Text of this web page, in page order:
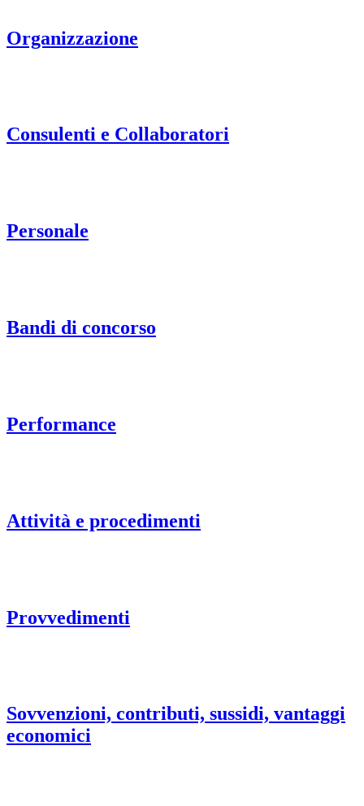
Organizzazione
Consulenti e Collaboratori
Personale
Bandi di concorso
Performance
Attività e procedimenti
Provvedimenti
Sovvenzioni, contributi, sussidi, vantaggi
economici